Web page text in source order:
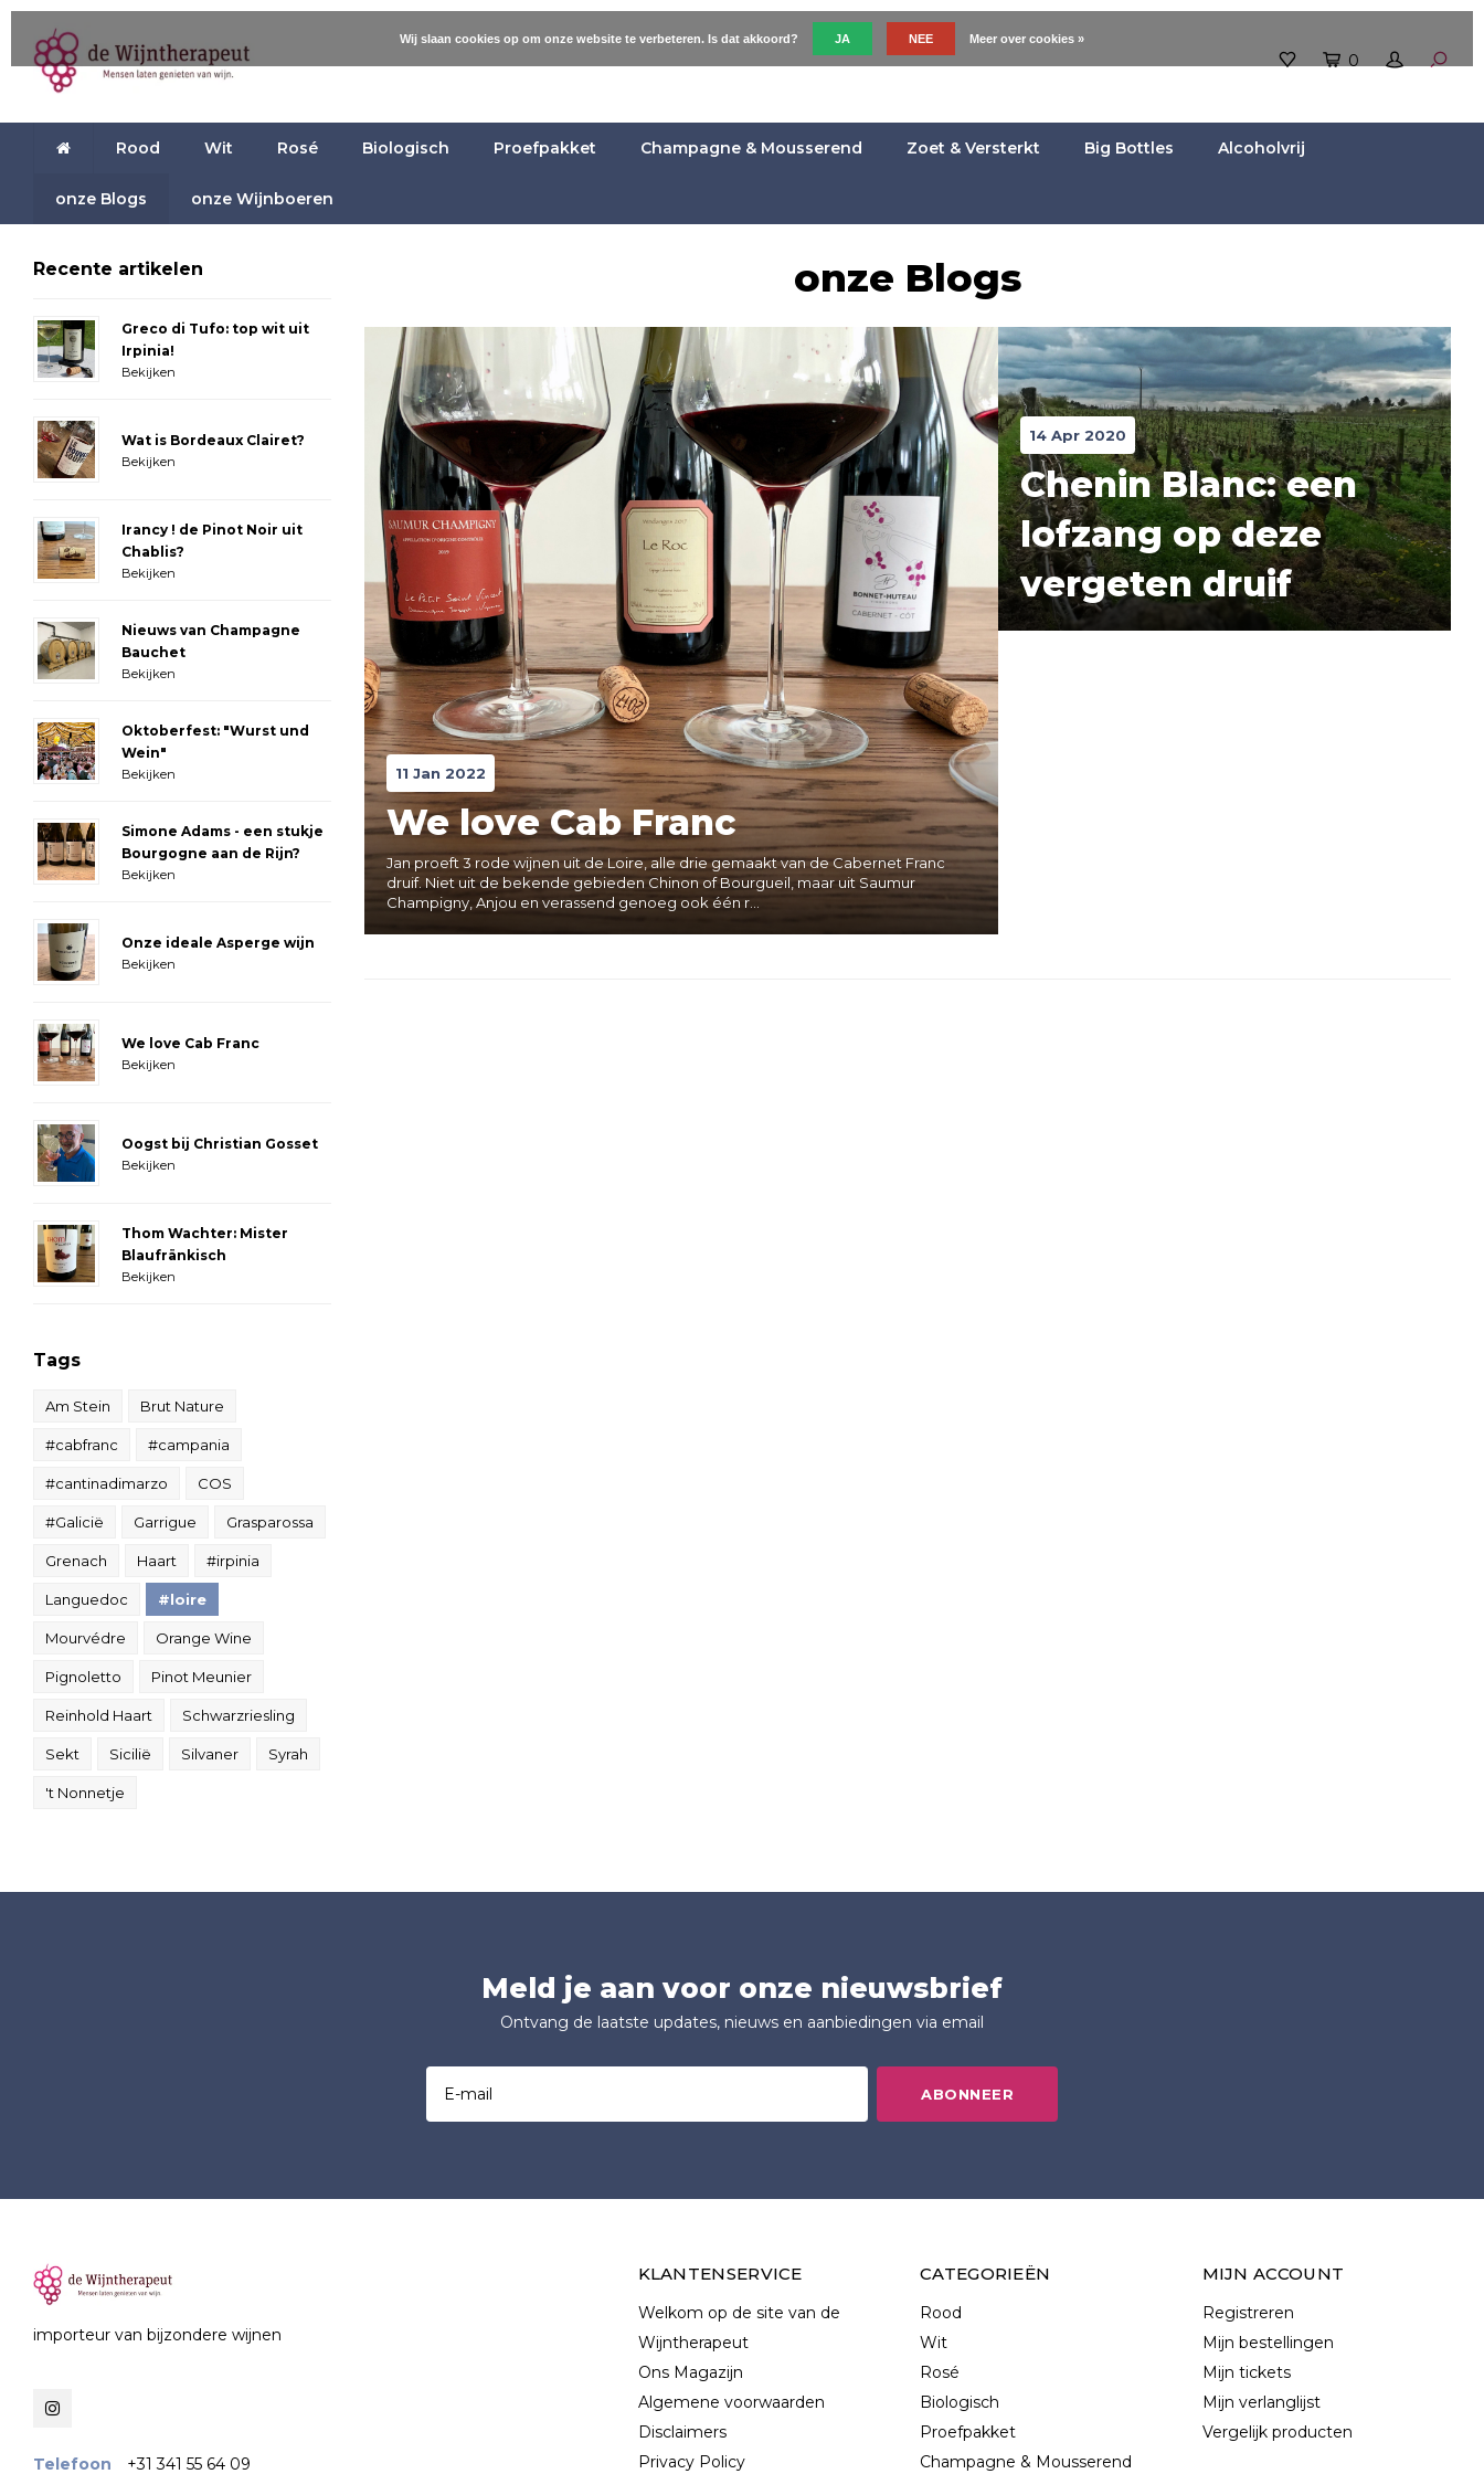
0
Rood Wit Rosé Biologisch Proefpakket Champagne & Mousserend Zoet & Versterkt Big Bottles Alcoholvrij
onze Blogs onze Wijnboeren
Recente artikelen
Greco di Tufo: top wit uit
Irpinia!
Bekijken
Wat is Bordeaux Clairet?
Bekijken
Irancy ! de Pinot Noir uit
Chablis?
Bekijken
Nieuws van Champagne
Bauchet
Bekijken
Oktoberfest: "Wurst und
Wein"
Bekijken
Simone Adams - een stukje
Bourgogne aan de Rijn?
Bekijken
Onze ideale Asperge wijn
Bekijken
We love Cab Franc
Bekijken
Oogst bij Christian Gosset
Bekijken
Thom Wachter: Mister
Blaufränkisch
Bekijken
Tags
Am Stein Brut Nature
#cabfranc #campania
#cantinadimarzo COS
#Galicië Garrigue Grasparossa
Grenach Haart #irpinia
Languedoc #loire
Mourvédre Orange Wine
Pignoletto Pinot Meunier
Reinhold Haart Schwarzriesling
Sekt Sicilië Silvaner Syrah
't Nonnetje
onze Blogs
11 Jan 2022
We love Cab Franc
Jan proeft 3 rode wijnen uit de Loire, alle drie gemaakt van de Cabernet Franc
druif. Niet uit de bekende gebieden Chinon of Bourgueil, maar uit Saumur
Champigny, Anjou en verassend genoeg ook één r...
14 Apr 2020
Chenin Blanc: een
lofzang op deze
vergeten druif
Meld je aan voor onze nieuwsbrief
Ontvang de laatste updates, nieuws en aanbiedingen via email
ABONNEER
importeur van bijzondere wijnen
Telefoon +31 341 55 64 09
KLANTENSERVICE
Welkom op de site van de
Wijntherapeut
Ons Magazijn
Algemene voorwaarden
Disclaimers
Privacy Policy
CATEGORIEËN
Rood
Wit
Rosé
Biologisch
Proefpakket
Champagne & Mousserend
MIJN ACCOUNT
Registreren
Mijn bestellingen
Mijn tickets
Mijn verlanglijst
Vergelijk producten
Wij slaan cookies op om onze website te verbeteren. Is dat akkoord? JA NEE Meer over cookies »